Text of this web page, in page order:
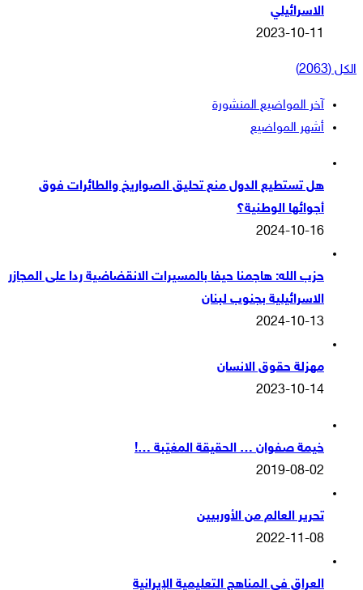
الاسرائيلي
2023-10-11
الكل (2063)
آخر المواضيع المنشورة
أشهر المواضيع
هل تستطيع الدول منع تحليق الصواريخ والطائرات فوق
أجوائها الوطنية؟
2024-10-16
حزب الله: هاجمنا حيفا بالمسيرات الانقضاضية ردا على المجازر
الاسرائيلية بجنوب لبنان
2024-10-13
مهزلة حقوق الانسان
2023-10-14
خيمة صفوان … الحقيقة المغيّبة …!
2019-08-02
تحرير العالم من الأوربيين
2022-11-08
العراق في المناهج التعليمية الإيرانية